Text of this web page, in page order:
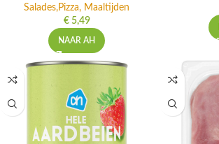
Salades,Pizza, Maaltijden
€5,49
NAAR AH